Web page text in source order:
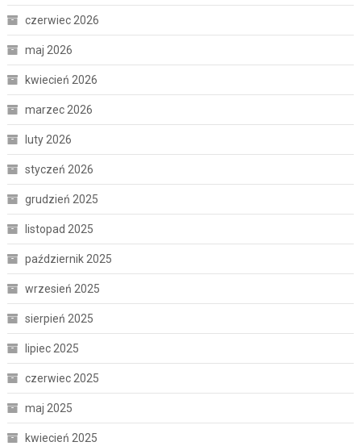
czerwiec 2026
maj 2026
kwiecień 2026
marzec 2026
luty 2026
styczeń 2026
grudzień 2025
listopad 2025
październik 2025
wrzesień 2025
sierpień 2025
lipiec 2025
czerwiec 2025
maj 2025
kwiecień 2025